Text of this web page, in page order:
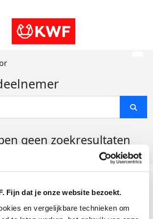
Fijn dat je onze website bezoekt.
en vergelijkbare technieken om
geen zoekresultaten